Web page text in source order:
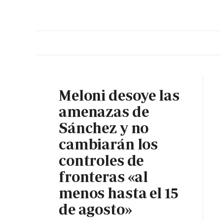
Meloni desoye las
amenazas de
Sánchez y no
cambiarán los
controles de
fronteras «al
menos hasta el 15
de agosto»